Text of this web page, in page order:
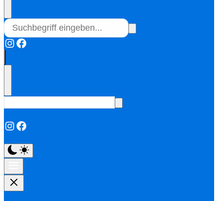
Instagram
Facebook
Instagram
Facebook